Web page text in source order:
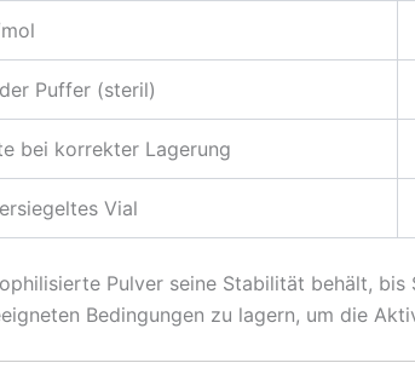
Puffer (steril)
bei korrekter Lagerung
Vial
Pulver seine Stabilität behält,
Bedingungen zu lagern, um die